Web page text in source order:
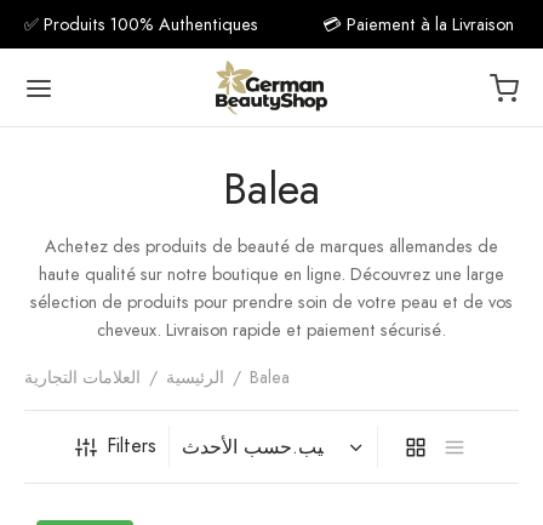
✅ Produits 100% Authentiques 💳 Paiement à la Livraison
Balea
Achetez des produits de beauté de marques allemandes de
haute qualité sur notre boutique en ligne. Découvrez une large
sélection de produits pour prendre soin de votre peau et de vos
cheveux. Livraison rapide et paiement sécurisé.
الرئيسية / العلامات التجارية / Balea
Filters
Back
مكمل
فيتامين C